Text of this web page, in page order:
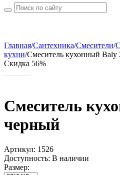
Главная/Сантехника/Смесители/
кухни/Смеситель кухонный
Скидка 56%
Смеситель
черный
Артикул: 1526
Доступность: В наличии
Размер: